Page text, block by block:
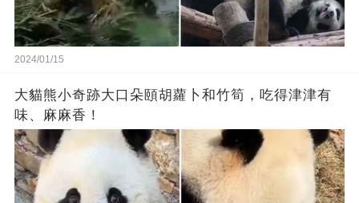
2024/01/15
大貓熊小奇跡大口朵頤胡蘿卜和竹筍，吃得津津有
味、麻麻香！